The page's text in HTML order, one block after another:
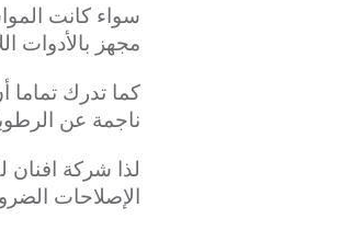
سواء كانت
مجهز بالأدوات
كما تدرك تماما
ناجمة عن
لذا شركة
الإصلاحات